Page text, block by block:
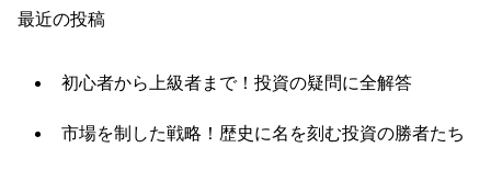
最近の投稿
初心者から上級者まで！投資の疑問に全解答
市場を制した戦略！歴史に名を刻む投資の勝者たち